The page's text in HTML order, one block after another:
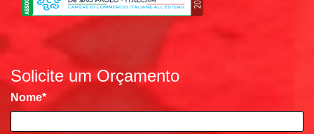
Solicite um Orçamento
Nome*